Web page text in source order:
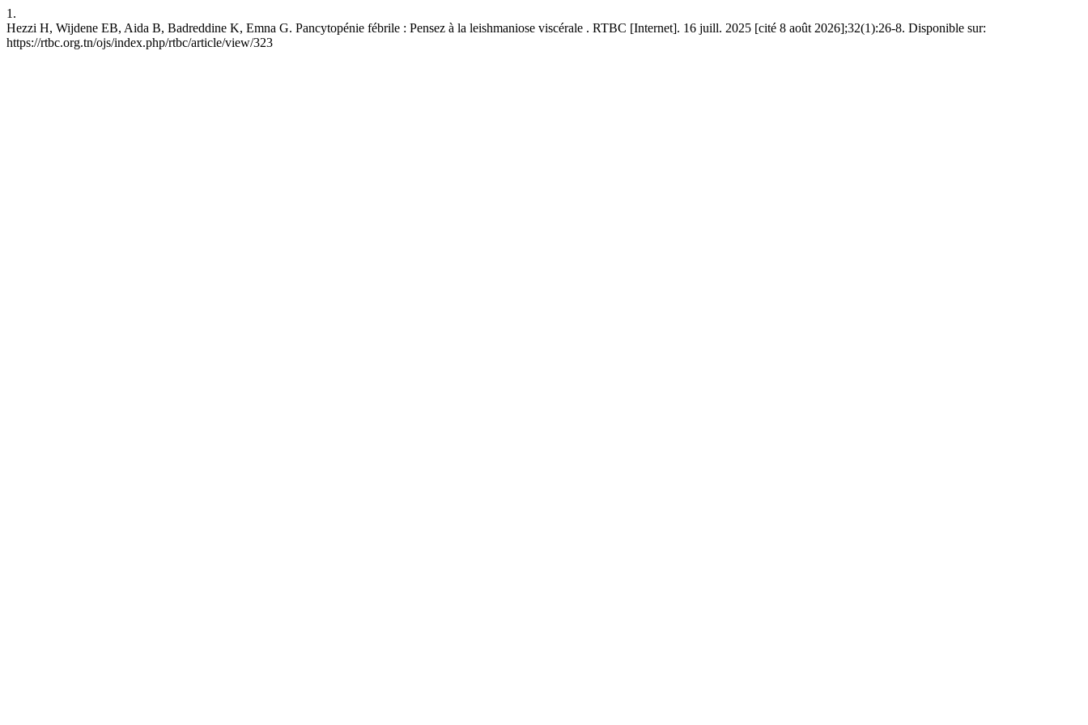
1.
Hezzi H, Wijdene EB, Aida B, Badreddine K, Emna G. Pancytopénie fébrile : Pensez à la leishmaniose viscérale . RTBC [Internet]. 16 juill. 2025 [cité 8 août 2026];32(1):26-8. Disponible sur:
https://rtbc.org.tn/ojs/index.php/rtbc/article/view/323